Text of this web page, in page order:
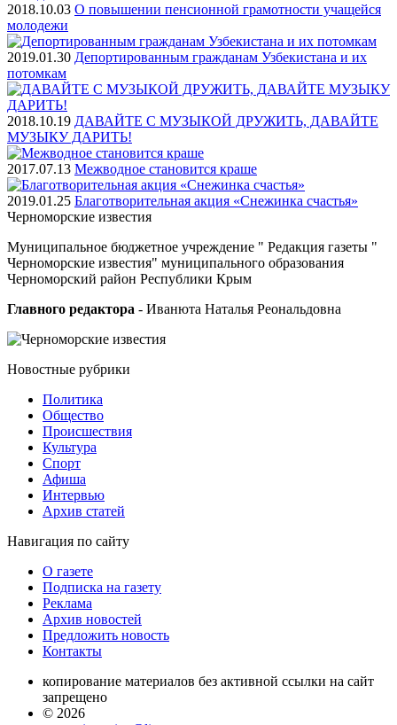
2018.10.03 О повышении пенсионной грамотности учащейся
молодежи
2019.01.30 Депортированным гражданам Узбекистана и их
потомкам
2018.10.19 ДАВАЙТЕ С МУЗЫКОЙ ДРУЖИТЬ, ДАВАЙТЕ
МУЗЫКУ ДАРИТЬ!
2017.07.13 Межводное становится краше
2019.01.25 Благотворительная акция «Снежинка счастья»
Черноморские известия
Муниципальное бюджетное учреждение " Редакция газеты "
Черноморские известия" муниципального образования
Черноморский район Республики Крым
Главного редактора - Иванюта Наталья Реональдовна
Новостные рубрики
Политика
Общество
Проиcшествия
Культура
Спорт
Афиша
Интервью
Архив статей
Навигация по сайту
О газете
Подписка на газету
Реклама
Архив новостей
Предложить новость
Контакты
копирование материалов без активной ссылки на сайт
запрещено
© 2026